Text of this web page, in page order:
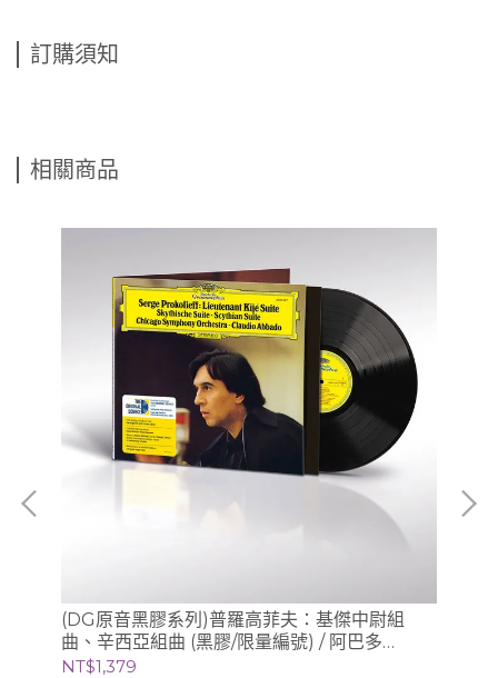
訂購須知
相關商品
(DG原音黑膠系列)普羅高菲夫：基傑中尉組
曲、辛西亞組曲 (黑膠/限量編號) / 阿巴多
Claudio Abbado (指揮) 芝加哥交響樂團
NT$1,379